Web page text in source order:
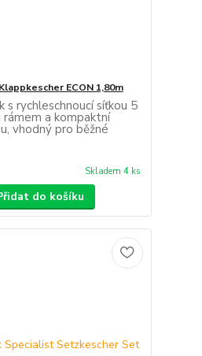
ECON 1,80m
s rychleschnoucí síťkou 5
a kompaktní
vhodný pro běžné
Skladem 4 ks
do košíku